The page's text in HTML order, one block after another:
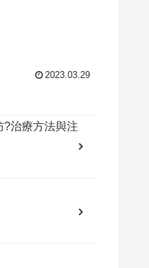
2023.03.29
?治療方法與注